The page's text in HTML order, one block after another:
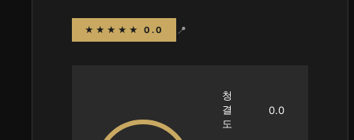
★★★★★ 0.0 📍
청
결
도
0.0